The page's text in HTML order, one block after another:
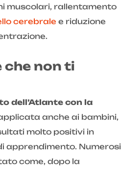
muscolari, rallentamento
cerebrale e riduzione
che non ti
dell’Atlante con la
anche ai bambini,
molto positivi in
apprendimento. Numerosi
come, dopo la